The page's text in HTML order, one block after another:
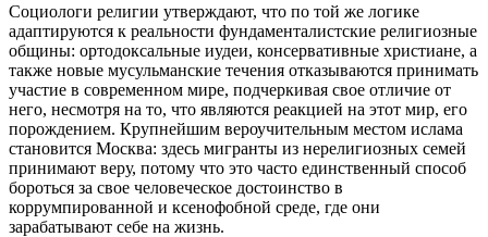
Социологи религии утверждают, что по той же логике
адаптируются к реальности фундаменталистские религиозные
общины: ортодоксальные иудеи, консервативные христиане, а
также новые мусульманские течения отказываются принимать
участие в современном мире, подчеркивая свое отличие от
него, несмотря на то, что являются реакцией на этот мир, его
порождением. Крупнейшим вероучительным местом ислама
становится Москва: здесь мигранты из нерелигиозных семей
принимают веру, потому что это часто единственный способ
бороться за свое человеческое достоинство в
коррумпированной и ксенофобной среде, где они
зарабатывают себе на жизнь.